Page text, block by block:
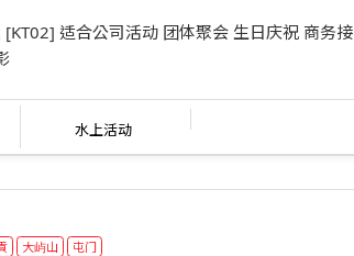
适合公司活动 团体聚会 生日庆祝 商务接
水上活动
大屿山
屯门